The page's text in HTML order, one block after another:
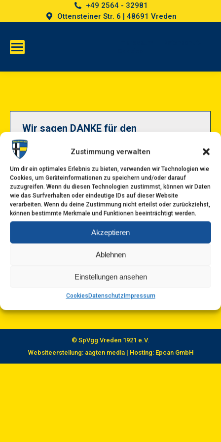
Zustimmung verwalten
Um dir ein optimales Erlebnis zu bieten, verwenden wir Technologien wie
Cookies, um Geräteinformationen zu speichern und/oder darauf
zuzugreifen. Wenn du diesen Technologien zustimmst, können wir Daten
wie das Surfverhalten oder eindeutige IDs auf dieser Website
verarbeiten. Wenn du deine Zustimmung nicht erteilst oder zurückziehst,
können bestimmte Merkmale und Funktionen beeinträchtigt werden.
Akzeptieren
Ablehnen
Einstellungen ansehen
CookiesDatenschutzImpressum
+49 2564 - 32981
Ottensteiner Str. 6 | 48691 Vreden
Wir sagen DANKE für den
Wasserspender!
den großartigen neuen Wasserspender bei ihren
Sponsoren: Tenhumberg Haustechnik, Waning
Energie, Versorgung, Technik, den Lokal-Werken
Westmünsterland, bad Punkt Ahaus sowie der
Firma Bosch. Der gesamte Verein freut sich über
diese wertvolle Unterstützung. Solche Partner
zeigen, wie wichtig ihnen das Vereinsleben und
die Förderung des Sports in unserer…
© SpVgg Vreden 1921 e.V.
Websiteerstellung: aagten media| Hosting: Epcan GmbH